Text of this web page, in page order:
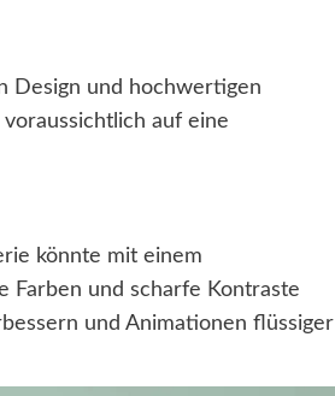
Design und hochwertigen
auf eine
könnte mit einem
Farben und scharfe Kontraste
und Animationen flüssiger